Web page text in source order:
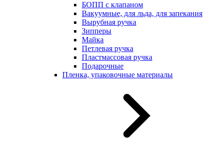
БОПП с клапаном
Вакуумные, для льда, для запекания
Вырубная ручка
Зипперы
Майка
Петлевая ручка
Пластмассовая ручка
Подарочные
Пленка, упаковочные материалы